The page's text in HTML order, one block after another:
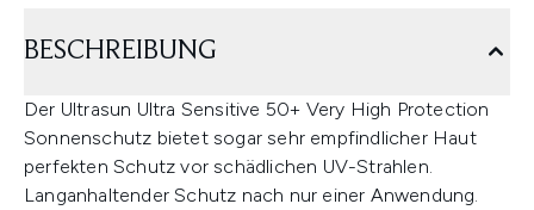
BESCHREIBUNG
Der Ultrasun Ultra Sensitive 50+ Very High Protection
Sonnenschutz bietet sogar sehr empfindlicher Haut
perfekten Schutz vor schädlichen UV-Strahlen.
Langanhaltender Schutz nach nur einer Anwendung.